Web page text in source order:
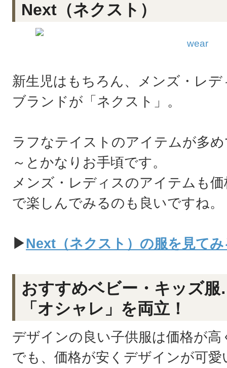
Next（ネクスト）
wear
新生児はもちろん、メンズ・レ
ブランドが「ネクスト」。
ラフなテイストのアイテムが多
～とかなりお手頃です。
メンズ・レディスのアイテムも
で楽しんでみるのも良いですね。
▶Next（ネクスト）の服を見て
おすすめベビー・キッズ
「オシャレ」を両立！
デザインの良い子供服は価格が高
でも、価格が安くデザインが可